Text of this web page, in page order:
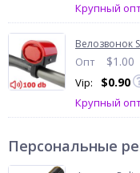
Крупный
Велозвонок
Опт $1.00
Vip: $0.90
Крупный
Персональные